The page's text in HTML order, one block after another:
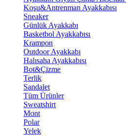
Koşu&Antrenman Ayakkabısı
Sneaker
Günlük Ayakkabı
Basketbol Ayakkabısı
Krampon
Outdoor Ayakkabı
Halısaha Ayakkabısı
Bot&Çizme
Terlik
Sandalet
Tüm Ürünler
Sweatshirt
Mont
Polar
Yelek